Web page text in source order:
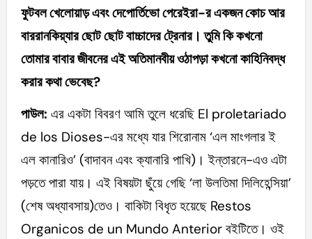
ফুটবল খেলোয়াড় এবং দেপোর্তিভো পেরেইরা-র একজন কোচ আর
বাররানকিয়্যার ছোট ছোট বাচ্চাদের ট্রেনার। তুমি কি কখনো
তোমার বাবার জীবনের এই অতিমানবীয় ওঠাপড়া কখনো কাহিনিবদ্ধ
করার কথা ভেবেছ?
পাউল: এর একটা বিবরণ আমি তুলে ধরেছি El proletariado
de los Dioses-এর মধ্যে যার শিরোনাম ‘এল মাংগলার ই
এল কানারিও’ (বাদাবন এবং ক্যানারি পাখি)। ইন্তারনে-এও এটা
পড়তে পারা যায়। এই বিষয়টা ছুঁয়ে গেছি ‘লা উলতিমা দিলিহেন্সিয়া’
(শেষ অধ্যাবসায়)তেও। বাকিটা বিধৃত হয়েছে Restos
Organicos de un Mundo Anterior বইটিতে। ওই